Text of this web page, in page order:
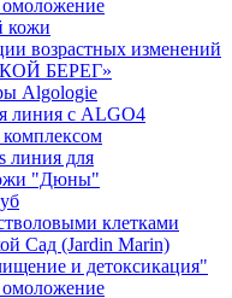
омоложение
кожи
возрастных изменений
БЕРЕГ»
Algologie
линия с ALGO4
линия для
"Дюны"
клетками
Сад (Jardin Marin)
и детоксикация"
омоложение